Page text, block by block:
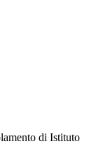
di Istituto